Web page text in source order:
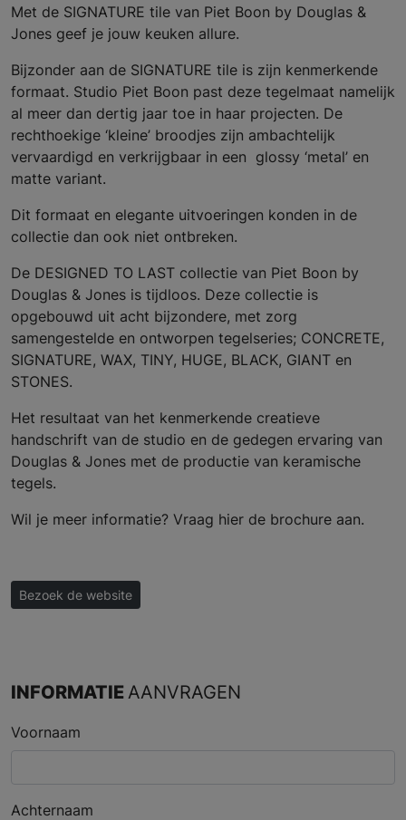
Met de SIGNATURE tile van Piet Boon by Douglas &
Jones geef je jouw keuken allure.
Bijzonder aan de SIGNATURE tile is zijn kenmerkende
formaat. Studio Piet Boon past deze tegelmaat namelijk
al meer dan dertig jaar toe in haar projecten. De
rechthoekige ‘kleine’ broodjes zijn ambachtelijk
vervaardigd en verkrijgbaar in een glossy ‘metal’ en
matte variant.
Dit formaat en elegante uitvoeringen konden in de
collectie dan ook niet ontbreken.
De DESIGNED TO LAST collectie van Piet Boon by
Douglas & Jones is tijdloos. Deze collectie is
opgebouwd uit acht bijzondere, met zorg
samengestelde en ontworpen tegelseries; CONCRETE,
SIGNATURE, WAX, TINY, HUGE, BLACK, GIANT en
STONES.
Het resultaat van het kenmerkende creatieve
handschrift van de studio en de gedegen ervaring van
Douglas & Jones met de productie van keramische
tegels.
Wil je meer informatie? Vraag hier de brochure aan.
Bezoek de website
INFORMATIE AANVRAGEN
Voornaam
Achternaam